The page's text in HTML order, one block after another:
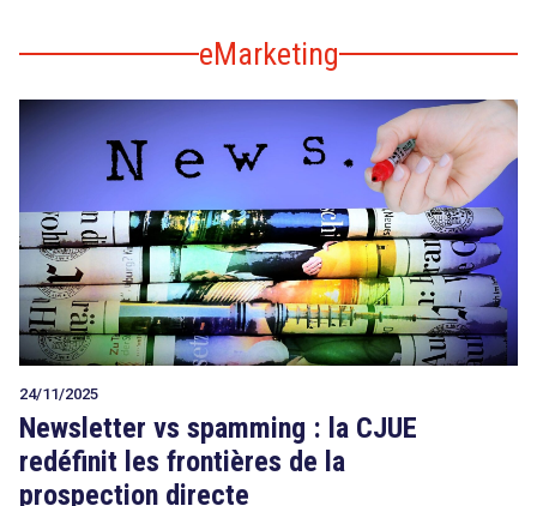
eMarketing
24/11/2025
Newsletter vs spamming : la CJUE
redéfinit les frontières de la
prospection directe